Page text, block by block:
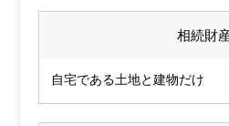
相続財
自宅である土地と建物だけ